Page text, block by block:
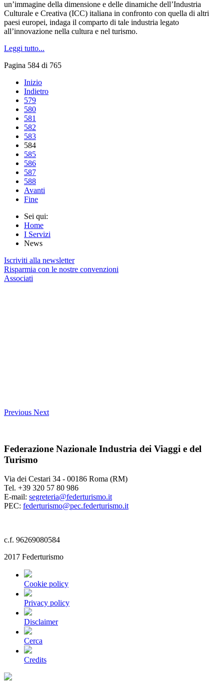
un’immagine della dimensione e delle dinamiche dell’Industria
Culturale e Creativa (ICC) italiana in confronto con quella di altri
paesi europei, indaga il comparto di tale industria legato
all’innovazione nella cultura e nel turismo.
Leggi tutto...
Pagina 584 di 765
Inizio
Indietro
579
580
581
582
583
584
585
586
587
588
Avanti
Fine
Sei qui:
Home
I Servizi
News
Iscriviti alla newsletter
Risparmia con le nostre convenzioni
Associati
Previous Next
Federazione Nazionale Industria dei Viaggi e del
Turismo
Via dei Cestari 34 - 00186 Roma (RM)
Tel. +39 320 57 80 986
E-mail: segreteria@federturismo.it
PEC: federturismo@pec.federturismo.it
c.f. 96269080584
2017 Federturismo
Cookie policy
Privacy policy
Disclaimer
Cerca
Credits